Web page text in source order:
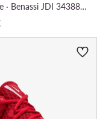
Ciabatte · Benassi JDI 343880 403 · Blu scuro